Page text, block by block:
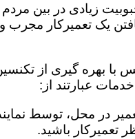
زیادی در بین
یک تعمیرکار مجرب و
بهره گیری از
عبارتند از:
در محل، توسط
تعمیرکار باشید.